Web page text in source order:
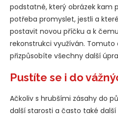
podstatné, který obrázek kam
potřeba promyslet, jestli a
postavit novou příčku a k
rekonstrukci využíván.
přizpůsobíte všechny další
Pustíte se i do
Ačkoliv s hrubšími zásahy do
další starosti a často také